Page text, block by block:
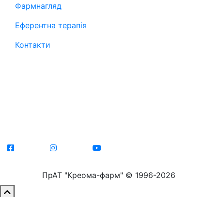
Фармнагляд
Еферентна терапія
Контакти
ПрАТ "Креома-фарм" © 1996-2026